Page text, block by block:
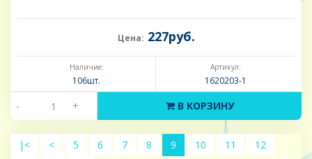
Цена: 227руб.
Наличие:
106шт.
Артикул:
1620203-1
- + В КОРЗИНУ
|< < 5 6 7 8 9 10 11
12